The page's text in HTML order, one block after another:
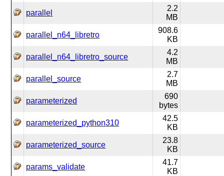
parallel
2.2
MB
parallel_n64_libretro
908.6
KB
parallel_n64_libretro_source
4.2
MB
parallel_source
2.7
MB
parameterized
690
bytes
parameterized_python310
42.5
KB
parameterized_source
23.8
KB
params_validate
41.7
KB